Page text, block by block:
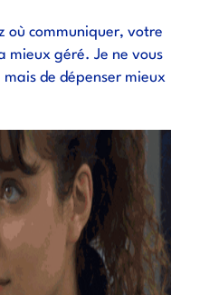
où communiquer, votre
mieux géré. Je ne vous
de dépenser mieux